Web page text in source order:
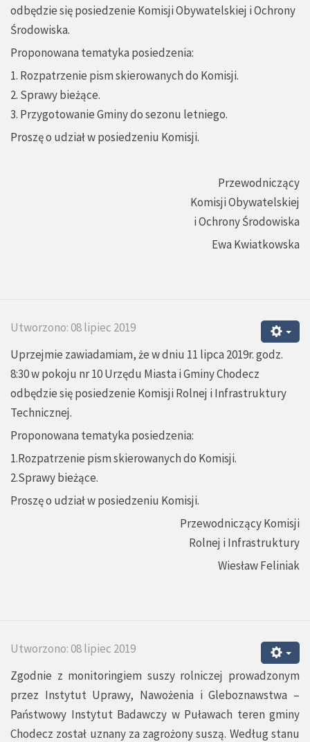
odbędzie się posiedzenie Komisji Obywatelskiej i Ochrony
Środowiska.
Proponowana tematyka posiedzenia:
1. Rozpatrzenie pism skierowanych do Komisji.
2. Sprawy bieżące.
3. Przygotowanie Gminy do sezonu letniego.
Proszę o udział w posiedzeniu Komisji.
Przewodniczący
Komisji Obywatelskiej
i Ochrony Środowiska
Ewa Kwiatkowska
Utworzono: 08 lipiec 2019
Uprzejmie zawiadamiam, że w dniu 11 lipca 2019r. godz.
8:30 w pokoju nr 10 Urzędu Miasta i Gminy Chodecz
odbędzie się posiedzenie Komisji Rolnej i Infrastruktury
Technicznej.
Proponowana tematyka posiedzenia:
1.Rozpatrzenie pism skierowanych do Komisji.
2.Sprawy bieżące.
Proszę o udział w posiedzeniu Komisji.
Przewodniczący Komisji
Rolnej i Infrastruktury
Wiesław Feliniak
Utworzono: 08 lipiec 2019
Zgodnie z monitoringiem suszy rolniczej prowadzonym
przez Instytut Uprawy, Nawożenia i Gleboznawstwa –
Państwowy Instytut Badawczy w Puławach teren gminy
Chodecz został uznany za zagrożony suszą. Według stanu